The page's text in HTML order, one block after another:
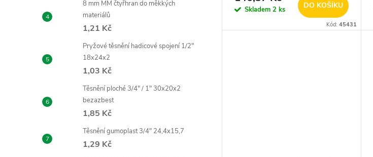
8 mm MM čtyřhran do měkkých
materiálů
1,21 Kč
Pryžové těsnění hadicové spojení 1/2"
18x24x2
1,03 Kč
Těsnění ploché 3/4" / 1" 30x20x2
bezazbest
1,85 Kč
Těsnění gumoplast 3/4" 24,4x15,7
1,29 Kč
Skladem 2 ks DO KOŠÍKU
Kód:45431